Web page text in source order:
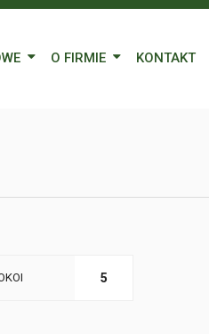
O FIRMIE KONTAKT
5